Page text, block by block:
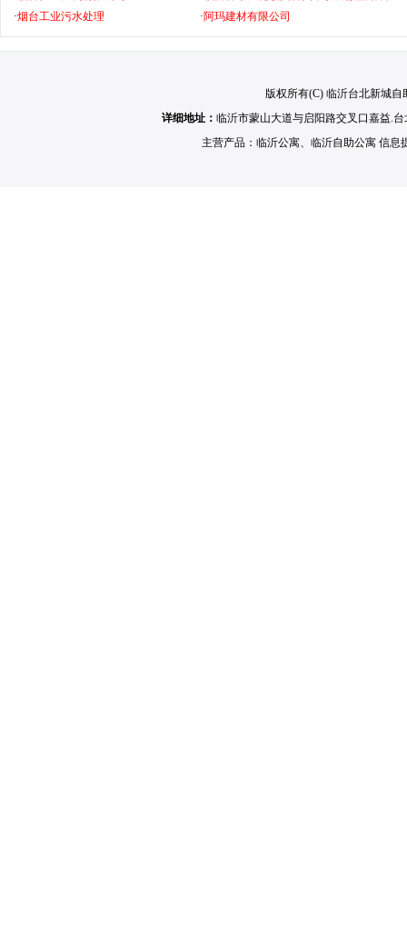
·烟台工业污水处理 ·阿玛建材有限公司
版权所有(C) 临沂台北新城自
详细地址： 临沂市蒙山大道与启阳路交叉口嘉益.
主营产品： 临沂公寓、 临沂自助公寓信息